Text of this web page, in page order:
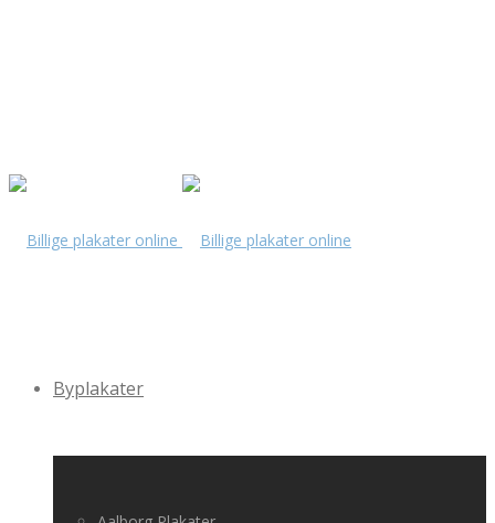
Byplakater